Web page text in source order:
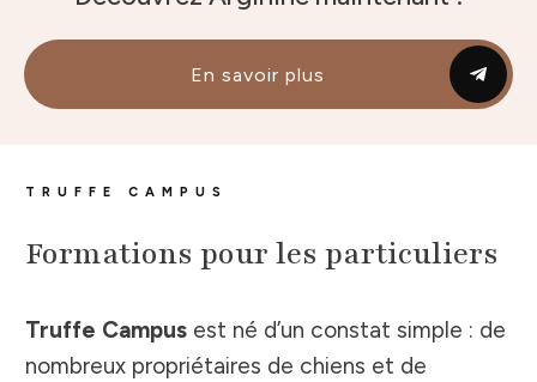
En savoir plus
TRUFFE CAMPUS
Formations pour les particuliers
Truffe Campus est né d’un constat simple : de
nombreux propriétaires de chiens et de